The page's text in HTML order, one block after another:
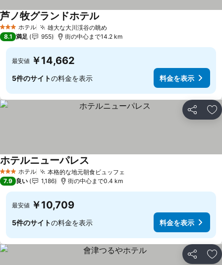
3 ホテルのランク
ホテル 雄大な大川渓谷の眺め
芦ノ牧グランドホテル
8.1 満足 955 街の中心まで14.2 km
最安値 ￥14,662
5件のサイトの料金を表示 料金を表示
シェア お
3 ホテルのランク
ホテル 本格的な地元朝食ビュッフェ
ホテルニューパレス
7.9 良い 1,186 街の中心まで0.4 km
最安値 ￥10,709
5件のサイトの料金を表示 料金を表示
シェア お